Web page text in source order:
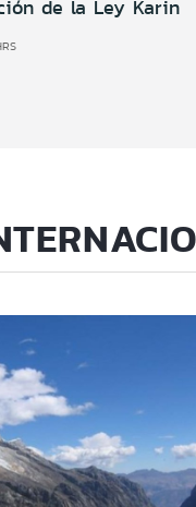
de la Ley Karin